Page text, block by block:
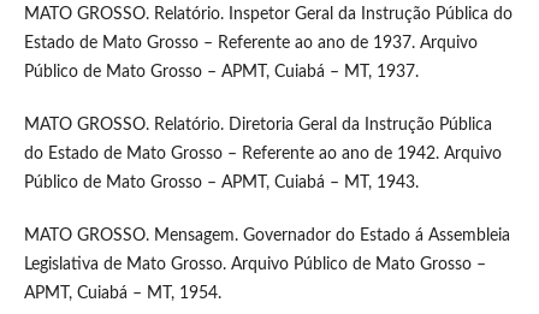
MATO GROSSO. Relatório. Inspetor Geral da Instrução Pública do
Estado de Mato Grosso – Referente ao ano de 1937. Arquivo
Público de Mato Grosso – APMT, Cuiabá – MT, 1937.
MATO GROSSO. Relatório. Diretoria Geral da Instrução Pública
do Estado de Mato Grosso – Referente ao ano de 1942. Arquivo
Público de Mato Grosso – APMT, Cuiabá – MT, 1943.
MATO GROSSO. Mensagem. Governador do Estado á Assembleia
Legislativa de Mato Grosso. Arquivo Público de Mato Grosso –
APMT, Cuiabá – MT, 1954.